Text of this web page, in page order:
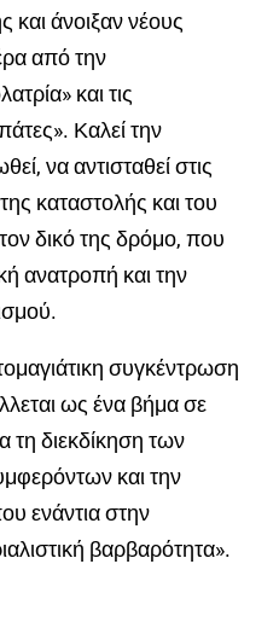
και άνοιξαν νέους
από την
και τις
Καλεί την
να αντισταθεί στις
καταστολής και του
δικό της δρόμο, που
ανατροπή και την
συγκέντρωση
ως ένα βήμα σε
τη διεκδίκηση των
και την
ενάντια στην
βαρβαρότητα».